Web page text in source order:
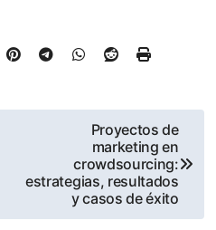
Proyectos de
marketing en
crowdsourcing:
estrategias, resultados
y casos de éxito